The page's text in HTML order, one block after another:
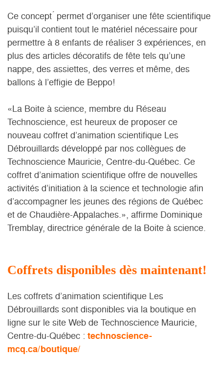
Ce concept ́ permet d’organiser une fête scientifique
puisqu’il contient tout le matériel nécessaire pour
permettre à 8 enfants de réaliser 3 expériences, en
plus des articles décoratifs de fête tels qu’une
nappe, des assiettes, des verres et même, des
ballons à l’effigie de Beppo!
«La Boite à science, membre du Réseau
Technoscience, est heureux de proposer ce
nouveau coffret d’animation scientifique Les
Débrouillards développé par nos collègues de
Technoscience Mauricie, Centre-du-Québec. Ce
coffret d’animation scientifique offre de nouvelles
activités d’initiation à la science et technologie afin
d’accompagner les jeunes des régions de Québec
et de Chaudière-Appalaches.», affirme Dominique
Tremblay, directrice générale de la Boite à science.
Coffrets disponibles dès maintenant!
Les coffrets d’animation scientifique Les
Débrouillards sont disponibles via la boutique en
ligne sur le site Web de Technoscience Mauricie,
Centre-du-Québec : technoscience-
mcq.ca/boutique/